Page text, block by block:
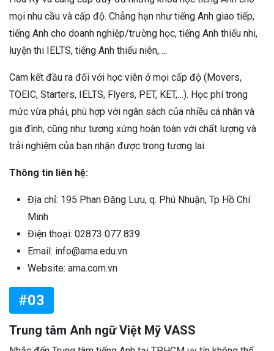
mọi nhu cầu và cấp độ. Chẳng hạn như tiếng Anh giao tiếp,
tiếng Anh cho doanh nghiệp/trường học, tiếng Anh thiếu nhi,
luyện thi IELTS, tiếng Anh thiếu niên,….
Cam kết đầu ra đối với học viên ở mọi cấp độ (Movers,
TOEIC, Starters, IELTS, Flyers, PET, KET,…). Học phí trong
mức vừa phải, phù hợp với ngân sách của nhiều cá nhân và
gia đình, cũng như tương xứng hoàn toàn với chất lượng và
trải nghiệm của bạn nhận được trong tương lai.
Thông tin liên hệ:
Địa chỉ: 195 Phan Đăng Lưu, q. Phú Nhuận, Tp Hồ Chí
Minh
Điện thoại: 02873 077 839
Email: info@ama.edu.vn
Website: ama.com.vn
#03
Trung tâm Anh ngữ Việt Mỹ VASS